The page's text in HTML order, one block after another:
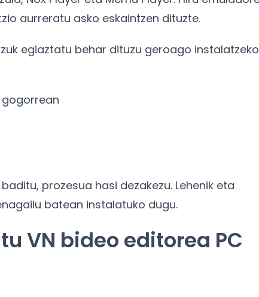
aurreratu asko eskaintzen dituzte.
egiaztatu behar dituzu geroago instalatzeko
gogorrean
prozesua hasi dezakezu. Lehenik eta
batean instalatuko dugu.
VN bideo editorea PC